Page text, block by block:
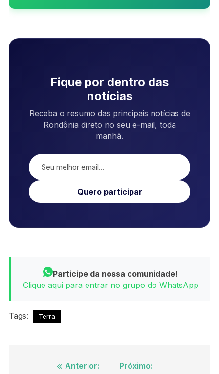
Fique por dentro das
notícias
Receba o resumo das principais notícias de
Rondônia direto no seu e-mail, toda
manhã.
Quero participar
Participe da nossa comunidade!
Clique aqui para entrar no grupo do WhatsApp
Tags: Terra
NavegaçãoAnterior: Próximo: